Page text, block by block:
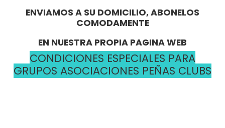
ENVIAMOS A SU DOMICILIO, ABONELOS
COMODAMENTE
EN NUESTRA PROPIA PAGINA WEB
CONDICIONES ESPECIALES PARA
GRUPOS ASOCIACIONES PEÑAS CLUBS